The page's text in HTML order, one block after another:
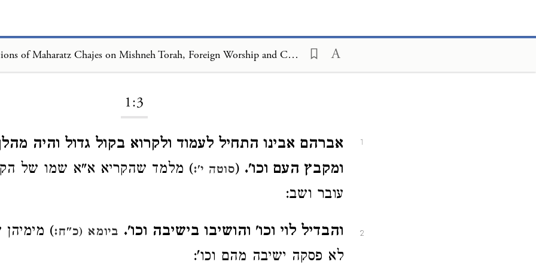
Annotations of Maharatz Chajes on Mishneh Torah, Foreign Worship and Customs of the Nations 1:3
1:3
1
אברהם אבינו התחיל לעמוד ולקרוא בקול גדול והיה
ומקבץ העם וכו'. (סוטה י':) מלמד שהקריא א"א שמו של
עובר ושב:
2 והבדיל לוי וכו' והושיבו בישיבה וכו'. ביומא (כ"ח:) מימיהן
לא פסקה ישיבה מהם וכו':